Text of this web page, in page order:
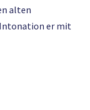
alten
er mit